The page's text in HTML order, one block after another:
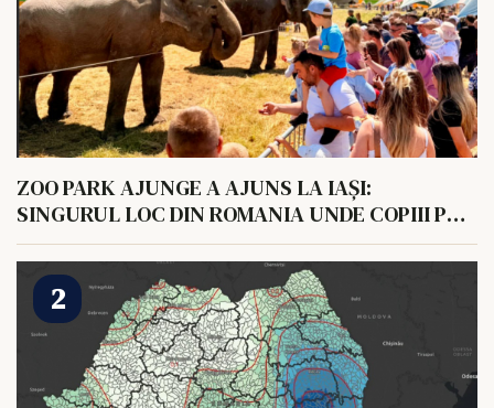
ZOO PARK AJUNGE A AJUNS LA IAȘI:
SINGURUL LOC DIN ROMANIA UNDE COPIII POT
HRANI UN ELEFANT